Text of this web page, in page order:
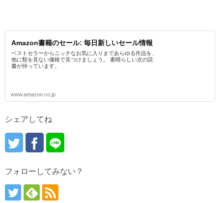
Amazon書籍のセール: 毎日新しいセール情報
ベストセラーからニッチなお気に入りまであらゆる作品を、
他に類を見ない価格で見つけましょう。 素晴らしい次の読
書が待っています。
www.amazon.co.jp
シェアしてね
フォローしてみない？